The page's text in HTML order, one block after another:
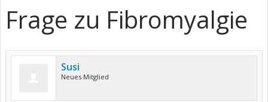
Frage zu Fibromyalgie
Susi
Neues Mitglied